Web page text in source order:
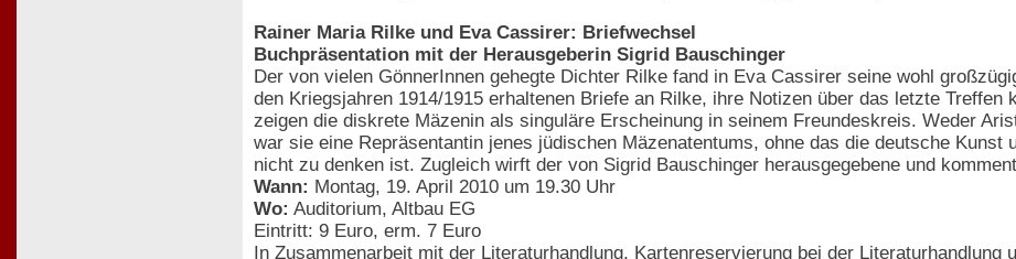
Rainer Maria Rilke und Eva Cassirer: Briefwechsel
Buchpräsentation mit der Herausgeberin Sigrid Bauschinger
Der von vielen GönnerInnen gehegte Dichter Rilke fand in Eva Cassirer seine wohl
den Kriegsjahren 1914/1915 erhaltenen Briefe an Rilke, ihre Notizen über das letzte Treffen
zeigen die diskrete Mäzenin als singuläre Erscheinung in seinem Freundeskreis. Weder
war sie eine Repräsentantin jenes jüdischen Mäzenatentums, ohne das die deutsche
nicht zu denken ist. Zugleich wirft der von Sigrid Bauschinger herausgegebene und
Wann: Montag, 19. April 2010 um 19.30 Uhr
Wo: Auditorium, Altbau EG
Eintritt: 9 Euro, erm. 7 Euro
In Zusammenarbeit mit der Literaturhandlung. Kartenreservierung bei der Literaturhandlung